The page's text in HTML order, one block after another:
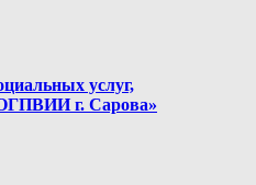
услуг,
г. Сарова»